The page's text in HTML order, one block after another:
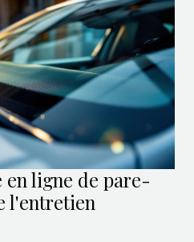
en ligne de pare-
l'entretien